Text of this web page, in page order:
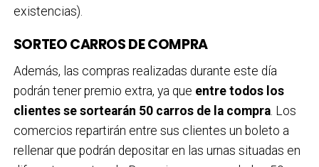
existencias).
SORTEO CARROS DE COMPRA
Además, las compras realizadas durante este día
podrán tener premio extra, ya que entre todos los
clientes se sortearán 50 carros de la compra. Los
comercios repartirán entre sus clientes un boleto a
rellenar que podrán depositar en las urnas situadas en